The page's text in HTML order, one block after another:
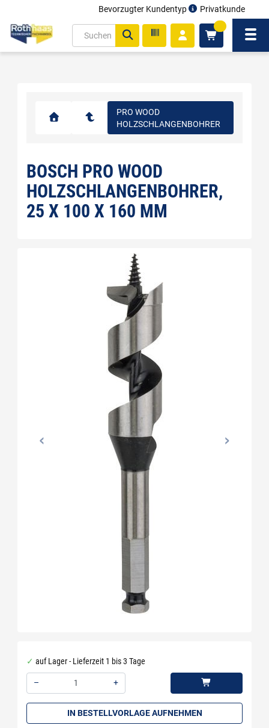
Bevorzugter Kundentyp Privatkunde
PRO WOOD
HOLZSCHLANGENBOHRER
BOSCH PRO WOOD
HOLZSCHLANGENBOHRER,
25 X 100 X 160 MM
auf Lager - Lieferzeit 1 bis 3 Tage
–
+
IN BESTELLVORLAGE AUFNEHMEN